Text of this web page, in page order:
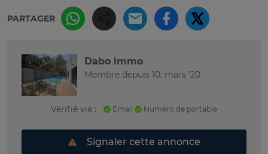
PARTAGER
Dabo immo
Membre depuis 10. mars '20
Vérifié via : Email Numéro de portable
Signaler cette annonce